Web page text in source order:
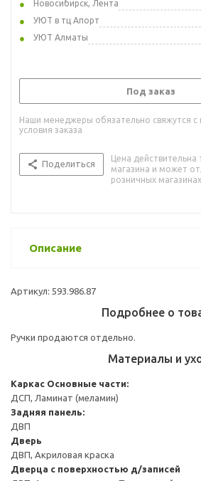
Новосибирск, Лента
УЮТ в тц Апорт
УЮТ Алматы
Под заказ
Наши менеджеры обязательно свяжутся с
условия заказа
Поделиться
Цена действительна
магазина и может
розничных магазинах
Описание
Артикул: 593.986.87
Подробнее о
Ручки продаются отдельно.
Материалы и
Каркас Основные части:
ДСП, Ламинат (меламин)
Задняя панель:
ДВП
Дверь
ДВП, Акриловая краска
Дверца с поверхностью д/записей